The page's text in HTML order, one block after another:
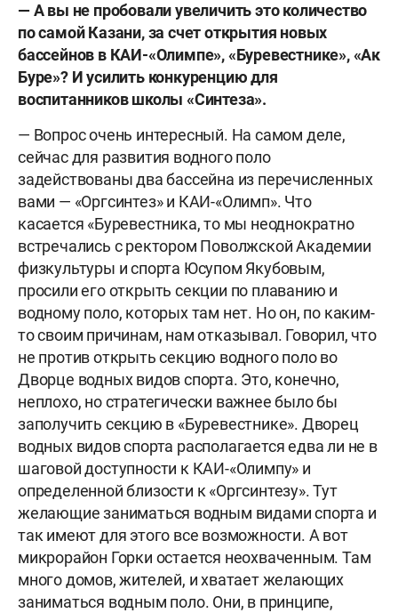
— А вы не пробовали увеличить это количество
по самой Казани, за счет открытия новых
бассейнов в КАИ-«Олимпе», «Буревестнике», «Ак
Буре»? И усилить конкуренцию для
воспитанников школы «Синтеза».
— Вопрос очень интересный. На самом деле,
сейчас для развития водного поло
задействованы два бассейна из перечисленных
вами — «Оргсинтез» и КАИ-«Олимп». Что
касается «Буревестника, то мы неоднократно
встречались с ректором Поволжской Академии
физкультуры и спорта Юсупом Якубовым,
просили его открыть секции по плаванию и
водному поло, которых там нет. Но он, по каким-
то своим причинам, нам отказывал. Говорил, что
не против открыть секцию водного поло во
Дворце водных видов спорта. Это, конечно,
неплохо, но стратегически важнее было бы
заполучить секцию в «Буревестнике». Дворец
водных видов спорта располагается едва ли не в
шаговой доступности к КАИ-«Олимпу» и
определенной близости к «Оргсинтезу». Тут
желающие заниматься водным видами спорта и
так имеют для этого все возможности. А вот
микрорайон Горки остается неохваченным. Там
много домов, жителей, и хватает желающих
заниматься водным поло. Они, в принципе,